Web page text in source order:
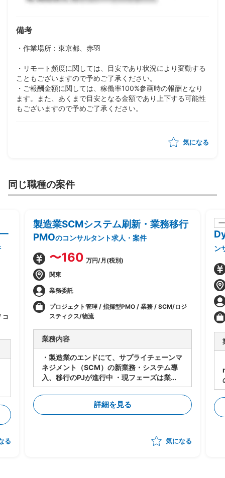
備考
・作業場所：東京都、赤羽
・リモート頻度に関しては、目安であり状況により変動する
こともございますので予めご了承ください。
・ご報酬金額に関しては、稼働率100%参画時の報酬となり
ます。また、あくまで目安となる金額であり上下する可能性
もございますので予めご了承ください。
気になる
同じ職種の案件
コ
る
製造業SCMシステム刷新・業務移行
PMOのコンサルタント求人・案件
〜160 万円/月(税別)
関東
業務委託
プロジェクト管理 / 指揮型PMO / 業務 / SCM/ロジ
スティクス/物流
業務内容
・製造業のエンドにて、サプライチェーンマ
ネジメント（SCM）の新業務・システム導
入、移行のPJが進行中 ・現フェーズは業
務・システムの設計は進行中 ・今後各サプ
ライヤーに導入・対応してもらうにあたり、
下記のタスクの支援をいただく想定 -メー
カー⇔サプライヤーの依頼/QA事項の管理
案、決定の支援） -サプライヤー側の進捗
状況把握、報告 ・状況によっては弊社が担
詳細を見る
気になる
ン